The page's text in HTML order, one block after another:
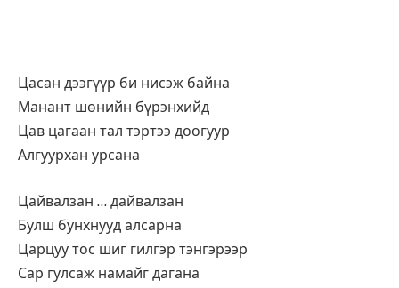
Цасан дээгүүр би нисэж байна
Манант шөнийн бүрэнхийд
Цав цагаан тал тэртээ доогуур
Алгуурхан урсана
Цайвалзан … дайвалзан
Булш бунхнууд алсарна
Царцуу тос шиг гилгэр тэнгэрээр
Сар гулсаж намайг дагана